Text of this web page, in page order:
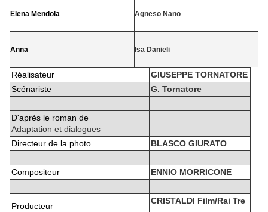
Elena Mendola Agneso Nano
Anna Isa Danieli
Réalisateur
GIUSEPPE TORNATORE
Scénariste
G. Tornatore
D'après le roman de
Adaptation et dialogues
Directeur de la photo
BLASCO GIURATO
Compositeur ENNIO MORRICONE
Producteur
CRISTALDI Film/Rai Tre